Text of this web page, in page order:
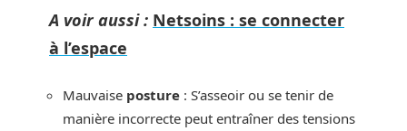
A voir aussi : Netsoins : se connecter
à l’espace
Mauvaise posture : S’asseoir ou se tenir de
manière incorrecte peut entraîner des tensions